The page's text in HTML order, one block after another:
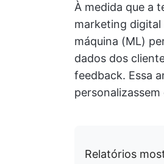
À medida que a
marketing
máquina (ML)
dados dos
feedback. Essa
Relatórios